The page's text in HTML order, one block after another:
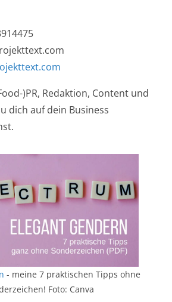
)PR, Redaktion, Content und
dich auf dein Business
- meine 7 praktischen Tipps ohne
Foto: Canva